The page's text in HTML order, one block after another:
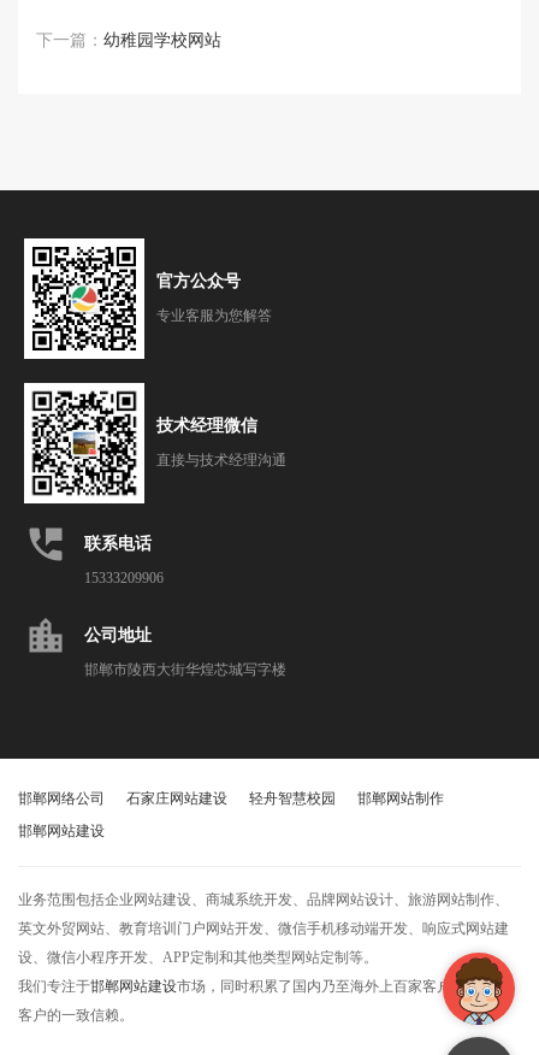
下一篇： 幼稚园学校网站
官方公众号
专业客服为您解答
技术经理微信
直接与技术经理沟通
perm_phone_msg 联系电话
15333209906
location_city 公司地址
邯郸市陵西大街华煌芯城写字楼
邯郸网络公司 石家庄网站建设 轻舟智慧校园
邯郸网站制作
邯郸网站建设
业务范围包括企业网站建设、商城系统开发、品牌网站设计、旅游网站制作、
英文外贸网站、教育培训门户网站开发、微信手机移动端开发、响应式网站建
设、微信小程序开发、APP定制和其他类型网站定制等。
我们专注于邯郸网站建设市场，同时积累了国内乃至海外上百家客户，获得了
客户的一致信赖。